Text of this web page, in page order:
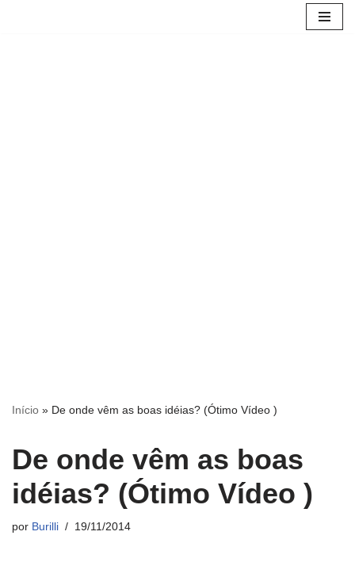
Início » De onde vêm as boas idéias? (Ótimo Vídeo )
De onde vêm as boas
idéias? (Ótimo Vídeo )
por Burilli 19/11/2014